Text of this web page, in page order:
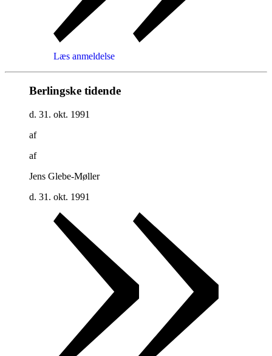
Læs anmeldelse
Berlingske tidende
d. 31. okt. 1991
af
af
Jens Glebe-Møller
d. 31. okt. 1991